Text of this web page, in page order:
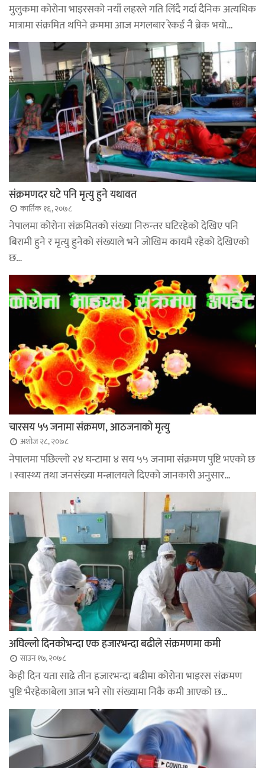
मुलुकमा कोरोना भाइरसको नयाँ लहरले गति लिंदै गर्दा दैनिक अत्यधिक
मात्रामा संक्रमित थपिने क्रममा आज मगलबार रेकर्ड नै ब्रेक भयो…
संक्रमणदर घटे पनि मृत्यु हुने यथावत
कार्तिक १६, २०७८
नेपालमा कोरोना संक्रमितको संख्या निरुन्तर घटिरहेको देखिए पनि
बिरामी हुने र मृत्यु हुनेको संख्याले भने जोखिम कायमै रहेको देखिएको
छ…
चारसय ५५ जनामा संक्रमण, आठजनाको मृत्यु
अशोज २८, २०७८
नेपालमा पछिल्लो २४ घन्टामा ४ सय ५५ जनामा संक्रमण पुष्टि भएको छ
। स्वास्थ्य तथा जनसंख्या मन्त्रालयले दिएको जानकारी अनुसार…
अघिल्लो दिनकोभन्दा एक हजारभन्दा बढीले संक्रमणमा कमी
साउन १७, २०७८
केही दिन यता साढे तीन हजारभन्दा बढीमा कोरोना भाइरस संक्रमण
पुष्टि भैरहेकाबेला आज भने सोा संख्यामा निकै कमी आएको छ…